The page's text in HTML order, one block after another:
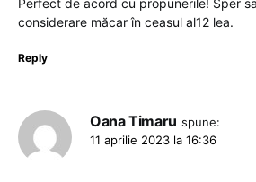
Perfect de acord cu propunerile! Sper
considerare măcar în ceasul al12 lea.
Reply
Oana Timaru spune:
11 aprilie 2023 la 16:36